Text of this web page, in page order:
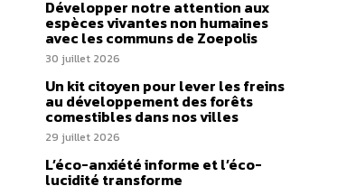
Développer notre attention aux
espèces vivantes non humaines
avec les communs de Zoepolis
30 juillet 2026
Un kit citoyen pour lever les freins
au développement des forêts
comestibles dans nos villes
29 juillet 2026
L’éco-anxiété informe et l’éco-
lucidité transforme